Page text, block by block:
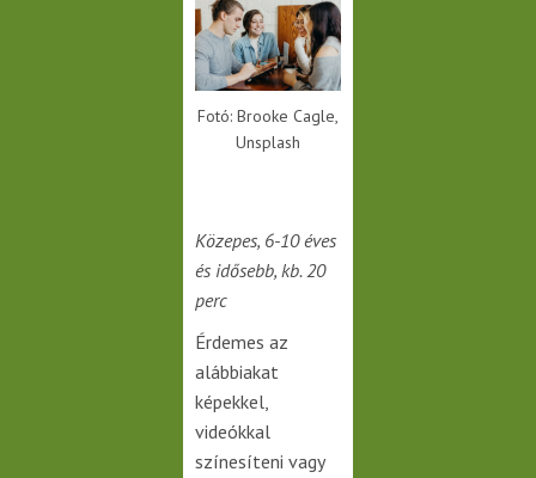
Fotó: Brooke Cagle,
Unsplash
Közepes, 6-10 éves
és idősebb, kb. 20
perc
Érdemes az
alábbiakat
képekkel,
videókkal
színesíteni vagy